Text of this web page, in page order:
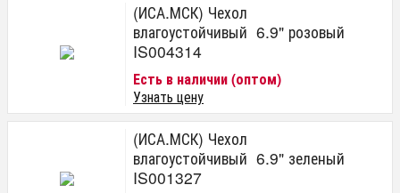
(ИСА.МСК) Чехол
влагоустойчивый 6.9" розовый
IS004314
Есть в наличии (оптом)
Узнать цену
(ИСА.МСК) Чехол
влагоустойчивый 6.9" зеленый
IS001327